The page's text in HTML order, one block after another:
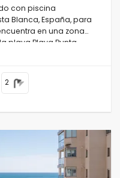
con piscina
Blanca, España, para
en una zona
playa Playa Punta
2